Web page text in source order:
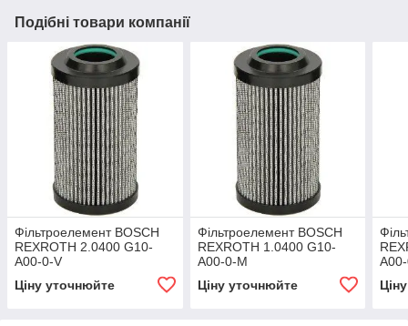
Подібні товари компанії
Фільтроелемент BOSCH
REXROTH 2.0400 G10-
A00-0-V
Ціну уточнюйте
Фільтроелемент BOSCH
REXROTH 1.0400 G10-
A00-0-M
Ціну уточнюйте